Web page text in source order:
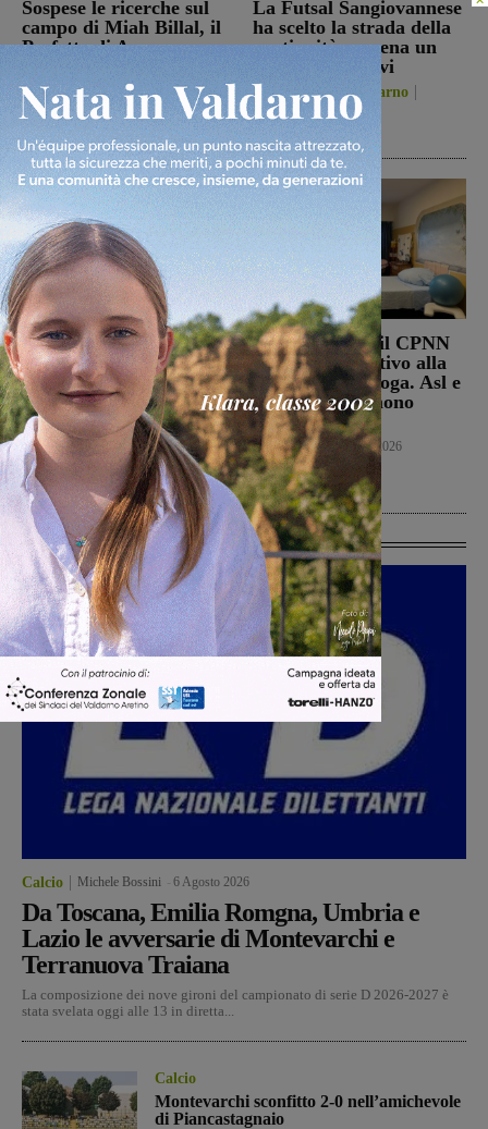
Sospese le ricerche sul
campo di Miah Billal, il
Prefetto di Arezzo:
istituzioni su questa
vicenda resta alta”
Cronaca 6 Agosto 2026
La Futsal Sangiovannese
ha scelto la strada della
continuità, appena un
paio i volti nuovi
San Giovanni Valdarno
6 Agosto 2026
Punto Nascita, no alla
deroga ma il Ministero
apre al monitoraggio di
sei mesi. Vadi: “Una
risposta che valutiamo
positivamente anche se
con prudenza”
Cronaca 6 Agosto 2026
Punto nascita: il CPNN
dà parere negativo alla
richiesta di deroga. Asl e
Regione esprimono
disappunto
Cronaca 6 Agosto 2026
Ultime Calcio
Calcio Michele Bossini 6 Agosto 2026
Da Toscana, Emilia Romgna, Umbria e
Lazio le avversarie di Montevarchi e
Terranuova Traiana
La composizione dei nove gironi del campionato di serie D 2026-2027 è
stata svelata oggi alle 13 in diretta...
Calcio
Montevarchi sconfitto 2-0 nell’amichevole
di Piancastagnaio